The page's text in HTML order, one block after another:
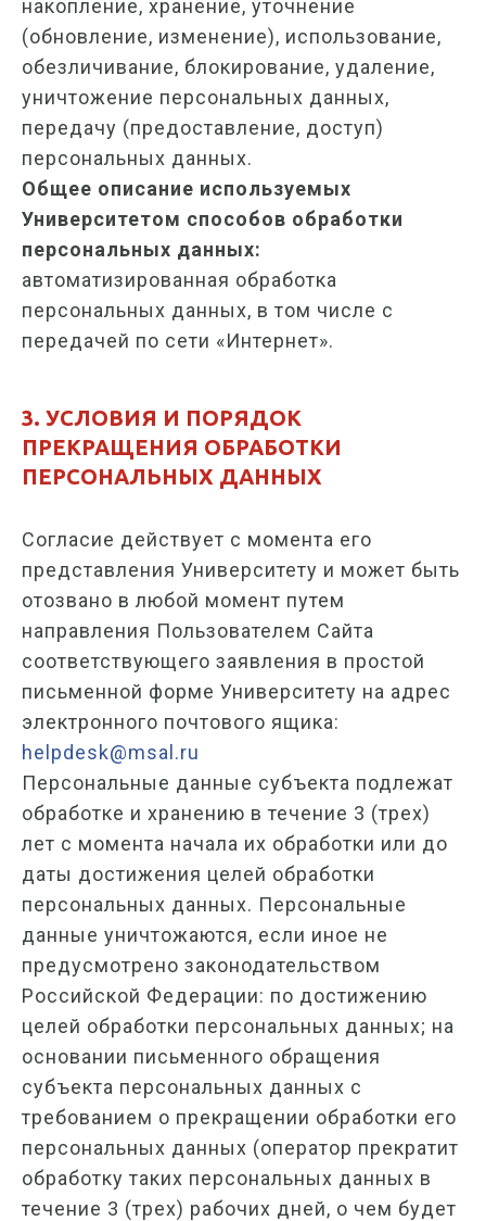
накопление, хранение, уточнение
(обновление, изменение), использование,
обезличивание, блокирование, удаление,
уничтожение персональных данных,
передачу (предоставление, доступ)
персональных данных.
Общее описание используемых
Университетом способов обработки
персональных данных:
автоматизированная обработка
персональных данных, в том числе с
передачей по сети «Интернет».
3. УСЛОВИЯ И ПОРЯДОК
ПРЕКРАЩЕНИЯ ОБРАБОТКИ
ПЕРСОНАЛЬНЫХ ДАННЫХ
Согласие действует с момента его
представления Университету и может быть
отозвано в любой момент путем
направления Пользователем Сайта
соответствующего заявления в простой
письменной форме Университету на адрес
электронного почтового ящика:
helpdesk@msal.ru
Персональные данные субъекта подлежат
обработке и хранению в течение 3 (трех)
лет с момента начала их обработки или до
даты достижения целей обработки
персональных данных. Персональные
данные уничтожаются, если иное не
предусмотрено законодательством
Российской Федерации: по достижению
целей обработки персональных данных; на
основании письменного обращения
субъекта персональных данных с
требованием о прекращении обработки его
персональных данных (оператор прекратит
обработку таких персональных данных в
течение 3 (трех) рабочих дней, о чем будет